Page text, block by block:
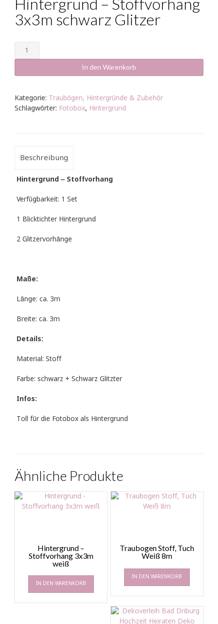
Hintergrund – Stoffvorhang
3x3m schwarz Glitzer
Hintergrund
-
3x3m
Glitzer
Menge
In den Warenkorb
Kategorie: Traubögen, Hintergründe & Zubehör
Schlagwörter: Fotobox, Hintergrund
Beschreibung
Hintergrund – Stoffvorhang
Verfügbarkeit: 1 Set
1 Blicktichter Hintergrund
2 Glitzervorhänge
Maße:
Länge: ca. 3m
Breite: ca. 3m
Details:
Material: Stoff
Farbe: schwarz + Schwarz Glitzter
Infos:
Toll für die Fotobox als Hintergrund
Ähnliche Produkte
Hintergrund –
Stoffvorhang 3x3m
weiß
IN DEN WARENKORB
Traubogen Stoff, Tuch
Weiß 8m
IN DEN WARENKORB